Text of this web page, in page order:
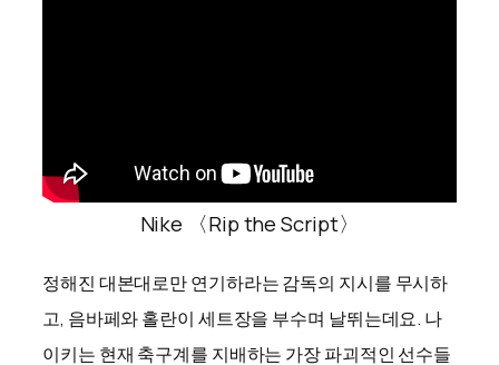
Nike 〈Rip the Script〉
정해진 대본대로만 연기하라는 감독의 지시를 무시하
고, 음바페와 홀란이 세트장을 부수며 날뛰는데요. 나
이키는 현재 축구계를 지배하는 가장 파괴적인 선수들